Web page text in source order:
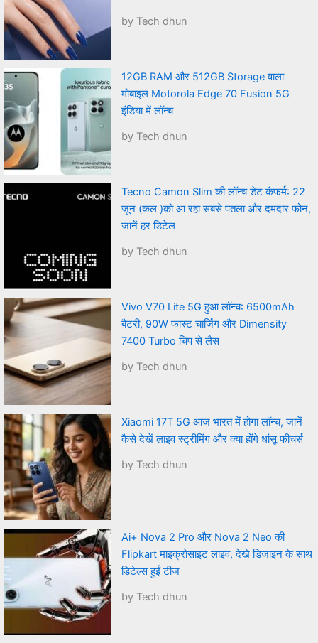
by Tech dhun
12GB RAM और 512GB Storage वाला
मोबाइल Motorola Edge 70 Fusion 5G
इंडिया में लॉन्च
by Tech dhun
Tecno Camon Slim की लॉन्च डेट कंफर्म: 22
जून (कल )को आ रहा सबसे पतला और दमदार फोन,
जानें हर डिटेल
by Tech dhun
Vivo V70 Lite 5G हुआ लॉन्च: 6500mAh
बैटरी, 90W फास्ट चार्जिंग और Dimensity
7400 Turbo चिप से लैस
by Tech dhun
Xiaomi 17T 5G आज भारत में होगा लॉन्च, जानें
कैसे देखें लाइव स्ट्रीमिंग और क्या होंगे धांसू फीचर्स
by Tech dhun
Ai+ Nova 2 Pro और Nova 2 Neo की
Flipkart माइक्रोसाइट लाइव, देखे डिजाइन के साथ
डिटेल्स हुईं टीज
by Tech dhun